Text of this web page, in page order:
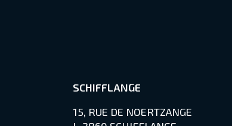
SCHIFFLANGE
15, RUE DE NOERTZANGE